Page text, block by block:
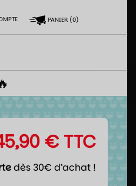
PANIER(0)
€ TTC
dès 30€ d’achat !